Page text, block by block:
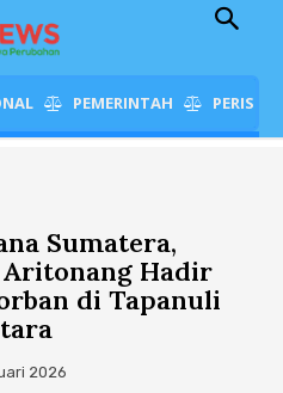
PEMERINTAH
Sumatera,
Hadir
di Tapanuli
2026